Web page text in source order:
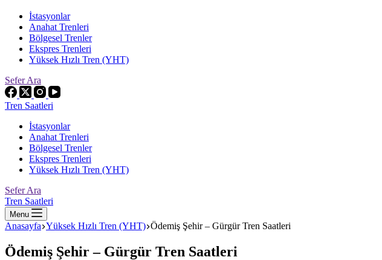
İstasyonlar
Anahat Trenleri
Bölgesel Trenler
Ekspres Trenleri
Yüksek Hızlı Tren (YHT)
Sefer Ara
Tren Saatleri
İstasyonlar
Anahat Trenleri
Bölgesel Trenler
Ekspres Trenleri
Yüksek Hızlı Tren (YHT)
Sefer Ara
Tren Saatleri
Menu
Anasayfa Yüksek Hızlı Tren (YHT) Ödemiş Şehir – Gürgür Tren Saatleri
Ödemiş Şehir – Gürgür Tren Saatleri